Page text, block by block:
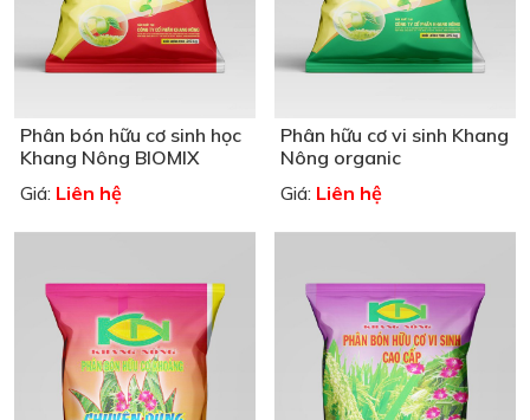
Phân bón hữu cơ sinh học
Khang Nông BIOMIX
Giá: Liên hệ
Phân hữu cơ vi sinh Khang
Nông organic
Giá: Liên hệ